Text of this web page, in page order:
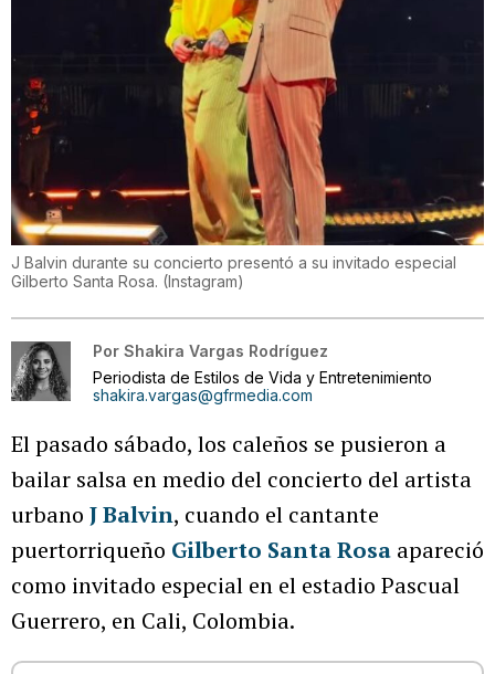
J Balvin durante su concierto presentó a su invitado especial
Gilberto Santa Rosa. (Instagram)
Por Shakira Vargas Rodríguez
Periodista de Estilos de Vida y Entretenimiento
shakira.vargas@gfrmedia.com
El pasado sábado, los caleños se pusieron a
bailar salsa en medio del concierto del artista
urbano J Balvin, cuando el cantante
puertorriqueño Gilberto Santa Rosa apareció
como invitado especial en el estadio Pascual
Guerrero, en Cali, Colombia.